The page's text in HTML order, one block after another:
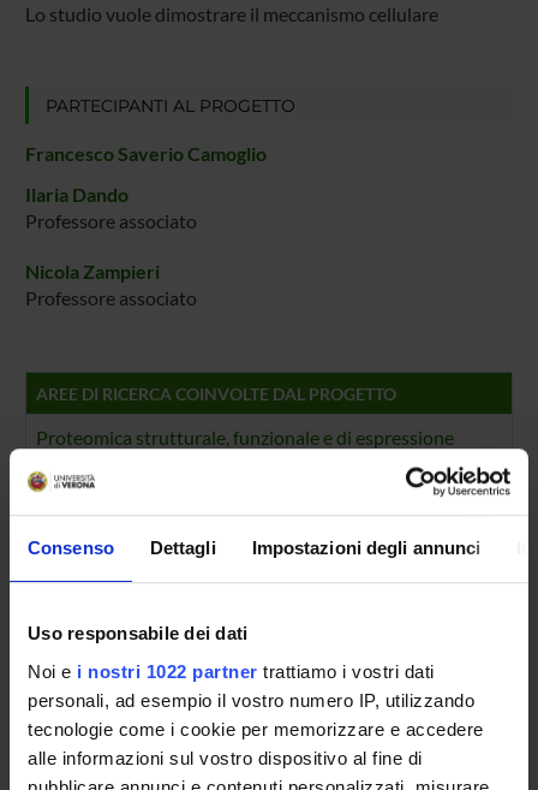
Consenso Dettagli Impostazioni degli annunci
Uso responsabile dei dati
Noi e i nostri 1022 partner trattiamo i vostri dati
personali, ad esempio il vostro numero IP, utilizzando
tecnologie come i cookie per memorizzare e accedere
alle informazioni sul vostro dispositivo al fine di
Lo studio vuole dimostrare il meccanismo cellulare
PARTECIPANTI AL PROGETTO
Francesco Saverio Camoglio
Ilaria Dando
Professore associato
Nicola Zampieri
Professore associato
AREE DI RICERCA COINVOLTE DAL PROGETTO
Proteomica strutturale, funzionale e di espressione
Biochimica e Biologia Molecolare
Biochemistry & Molecular Biology (DBT) (DBT)
Proteomica strutturale, funzionale e di espressione
Biochemistry & Molecular Biology (DM) (DM)
Proteomica strutturale, funzionale e di espressione
Biochemistry & Molecular Biology (DNBM) (DNBM)